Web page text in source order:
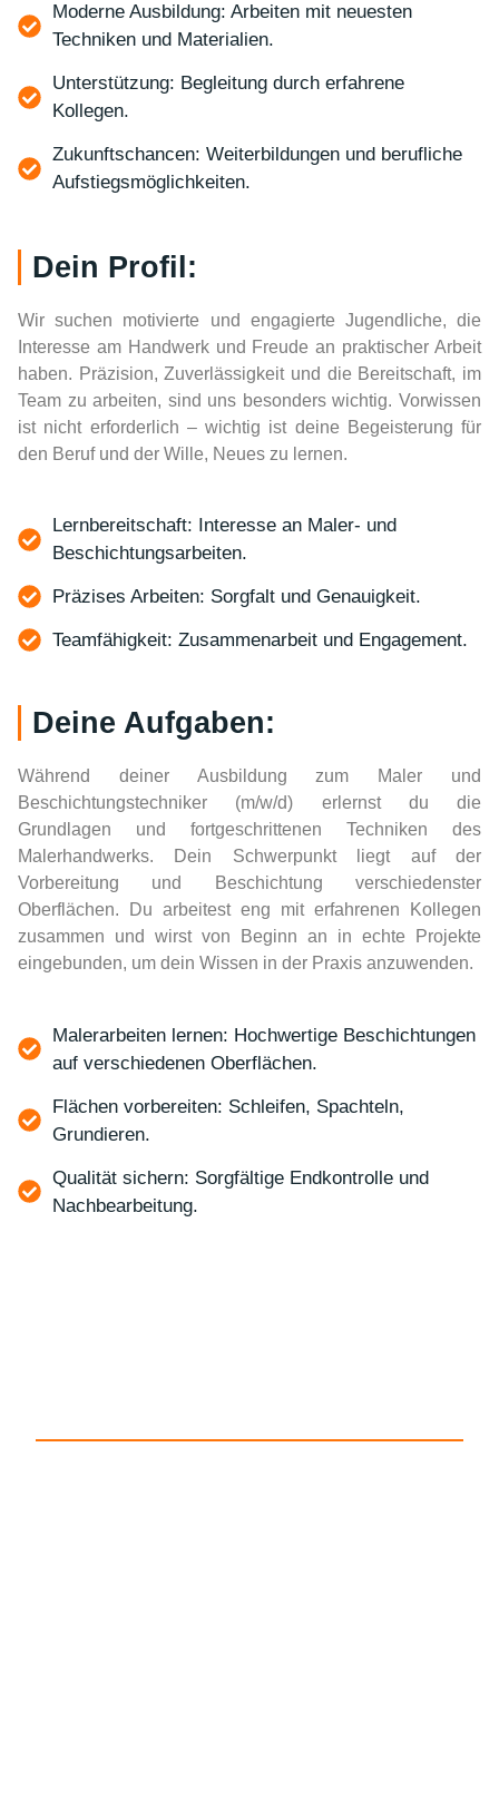
Moderne Ausbildung: Arbeiten mit neuesten
Techniken und Materialien.
Unterstützung: Begleitung durch erfahrene
Kollegen.
Zukunftschancen: Weiterbildungen und berufliche
Aufstiegsmöglichkeiten.
Dein Profil:
Wir suchen motivierte und engagierte Jugendliche, die
Interesse am Handwerk und Freude an praktischer Arbeit
haben. Präzision, Zuverlässigkeit und die Bereitschaft, im
Team zu arbeiten, sind uns besonders wichtig. Vorwissen
ist nicht erforderlich – wichtig ist deine Begeisterung für
den Beruf und der Wille, Neues zu lernen.
Lernbereitschaft: Interesse an Maler- und
Beschichtungsarbeiten.
Präzises Arbeiten: Sorgfalt und Genauigkeit.
Teamfähigkeit: Zusammenarbeit und Engagement.
Deine Aufgaben:
Während deiner Ausbildung zum Maler und
Beschichtungstechniker (m/w/d) erlernst du die
Grundlagen und fortgeschrittenen Techniken des
Malerhandwerks. Dein Schwerpunkt liegt auf der
Vorbereitung und Beschichtung verschiedenster
Oberflächen. Du arbeitest eng mit erfahrenen Kollegen
zusammen und wirst von Beginn an in echte Projekte
eingebunden, um dein Wissen in der Praxis anzuwenden.
Malerarbeiten lernen: Hochwertige Beschichtungen
auf verschiedenen Oberflächen.
Flächen vorbereiten: Schleifen, Spachteln,
Grundieren.
Qualität sichern: Sorgfältige Endkontrolle und
Nachbearbeitung.